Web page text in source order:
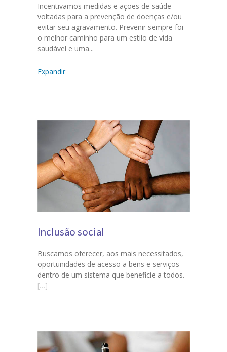
Incentivamos medidas e ações de saúde
voltadas para a prevenção de doenças e/ou
evitar seu agravamento. Prevenir sempre foi
o melhor caminho para um estilo de vida
saudável e uma...
Expandir
Inclusão social
Buscamos oferecer, aos mais necessitados,
oportunidades de acesso a bens e serviços
dentro de um sistema que beneficie a todos.
[…]